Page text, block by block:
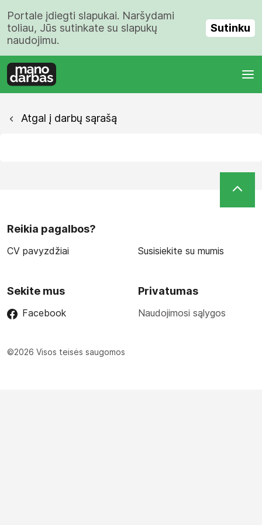
Portale įdiegti slapukai. Naršydami
toliau, Jūs sutinkate su slapukų
naudojimu.
Sutinku
Atgal į darbų sąrašą
Reikia pagalbos?
CV pavyzdžiai Susisiekite su mumis
Sekite mus
Facebook
Privatumas
Naudojimosi sąlygos
©2026 Visos teisės saugomos